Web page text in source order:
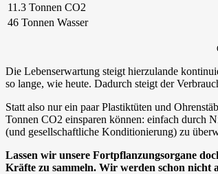
11.3 Tonnen CO2
46 Tonnen Wasser‬
Die Lebenserwartung steigt hierzulande
so lange, wie heute. Dadurch steigt der
Statt also nur ein paar Plastiktüten und
Tonnen CO2 einsparen können: einfach durch
(und gesellschaftliche Konditionierung) zu
Lassen wir unsere Fortpflanzungsorgane
Kräfte zu sammeln. Wir werden schon nicht